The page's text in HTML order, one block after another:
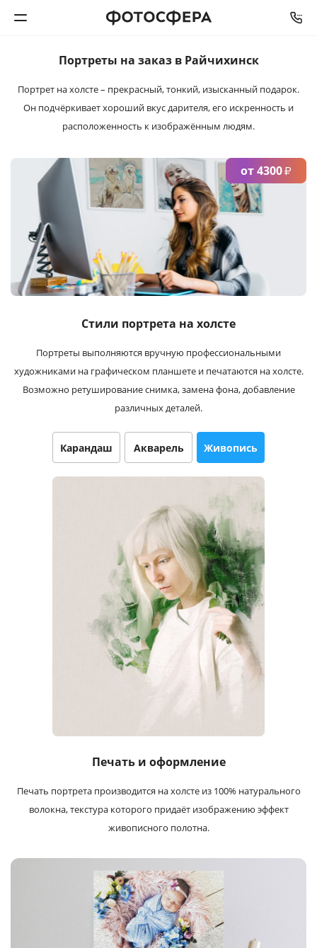
Фотокниги
Интерьерная печать
Фотоподарки
Багетная мастерская
Полиграфия
Магазин
Портреты на заказв Райчихинск
Портрет на холсте – прекрасный, тонкий, изысканный подарок.
Он подчёркивает хороший вкус дарителя, его искренность и
расположенность к изображённым людям.
от 4300₽
Стили портрета на холсте
Портреты выполняются вручную профессиональными
художниками на графическом планшете и печатаются на холсте.
Возможно ретуширование снимка, замена фона, добавление
различных деталей.
Карандаш Акварель Живопись
Печать и оформление
Печать портрета производится на холсте из 100% натурального
волокна, текстура которого придаёт изображению эффект
живописного полотна.